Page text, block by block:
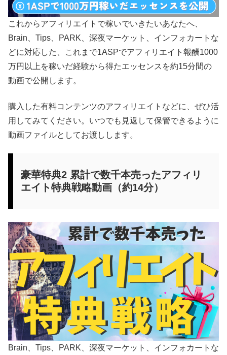
これからアフィリエイトで稼いでいきたいあなたへ、
Brain、Tips、PARK、深夜マーケット、インフォカートな
どに対応した、これまで1ASPでアフィリエイト報酬1000
万円以上を稼いだ経験から得たエッセンスを約15分間の
動画で公開します。
購入した有料コンテンツのアフィリエイトなどに、ぜひ活
用してみてください。いつでも見返して保管できるように
動画ファイルとしてお渡しします。
豪華特典2 累計で数千本売ったアフィリ
エイト特典戦略動画（約14分）
Brain、Tips、PARK、深夜マーケット、インフォカートな